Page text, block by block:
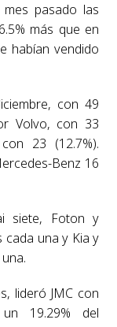
pasado las
más que en
habían vendido
con 49
Volvo, con 33
23 (12.7%).
Benz 16
siete, Foton y
cada una y Kia y
lideró JMC con
un 19.29% del